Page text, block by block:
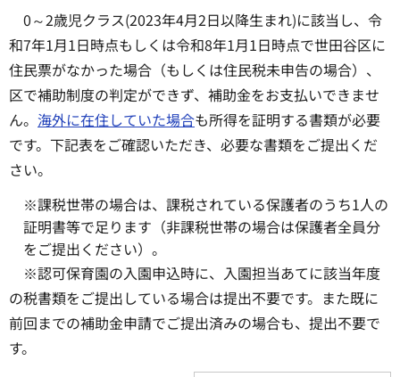
0～2歳児クラス(2023年4月2日以降生まれ)に該当し、令
和7年1月1日時点もしくは令和8年1月1日時点で世田谷区に
住民票がなかった場合（もしくは住民税未申告の場合）、
区で補助制度の判定ができず、補助金をお支払いできませ
ん。 海外に在住していた場合も所得を証明する書類が必要
です。下記表をご確認いただき、必要な書類をご提出くだ
さい。
※課税世帯の場合は、課税されている保護者のうち1人の
証明書等で足ります（非課税世帯の場合は保護者全員分
をご提出ください）。
※認可保育園の入園申込時に、入園担当あてに該当年度
の税書類をご提出している場合は提出不要です。また既に
前回までの補助金申請でご提出済みの場合も、提出不要で
す。